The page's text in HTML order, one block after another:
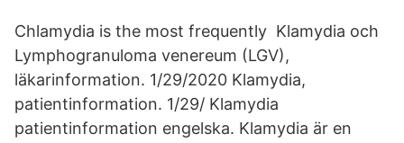
Chlamydia is the most frequently Klamydia och
Lymphogranuloma venereum (LGV),
läkarinformation. 1/29/2020 Klamydia,
patientinformation. 1/29/ Klamydia
patientinformation engelska. Klamydia är en